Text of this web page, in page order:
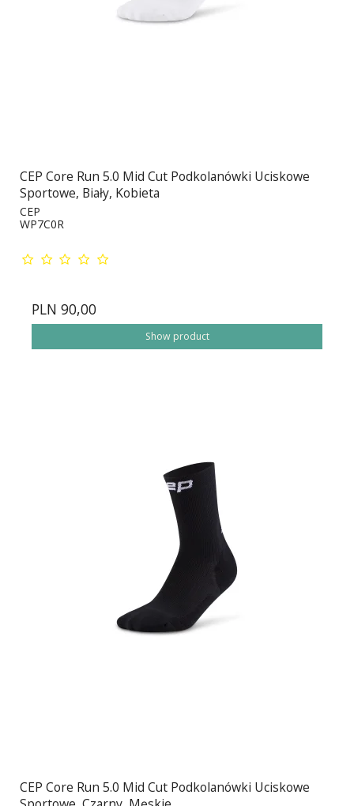
CEP Core Run 5.0 Mid Cut Podkolanówki Uciskowe
Sportowe, Biały, Kobieta
CEP
WP7C0R
PLN 90,00
Show product
CEP Core Run 5.0 Mid Cut Podkolanówki Uciskowe